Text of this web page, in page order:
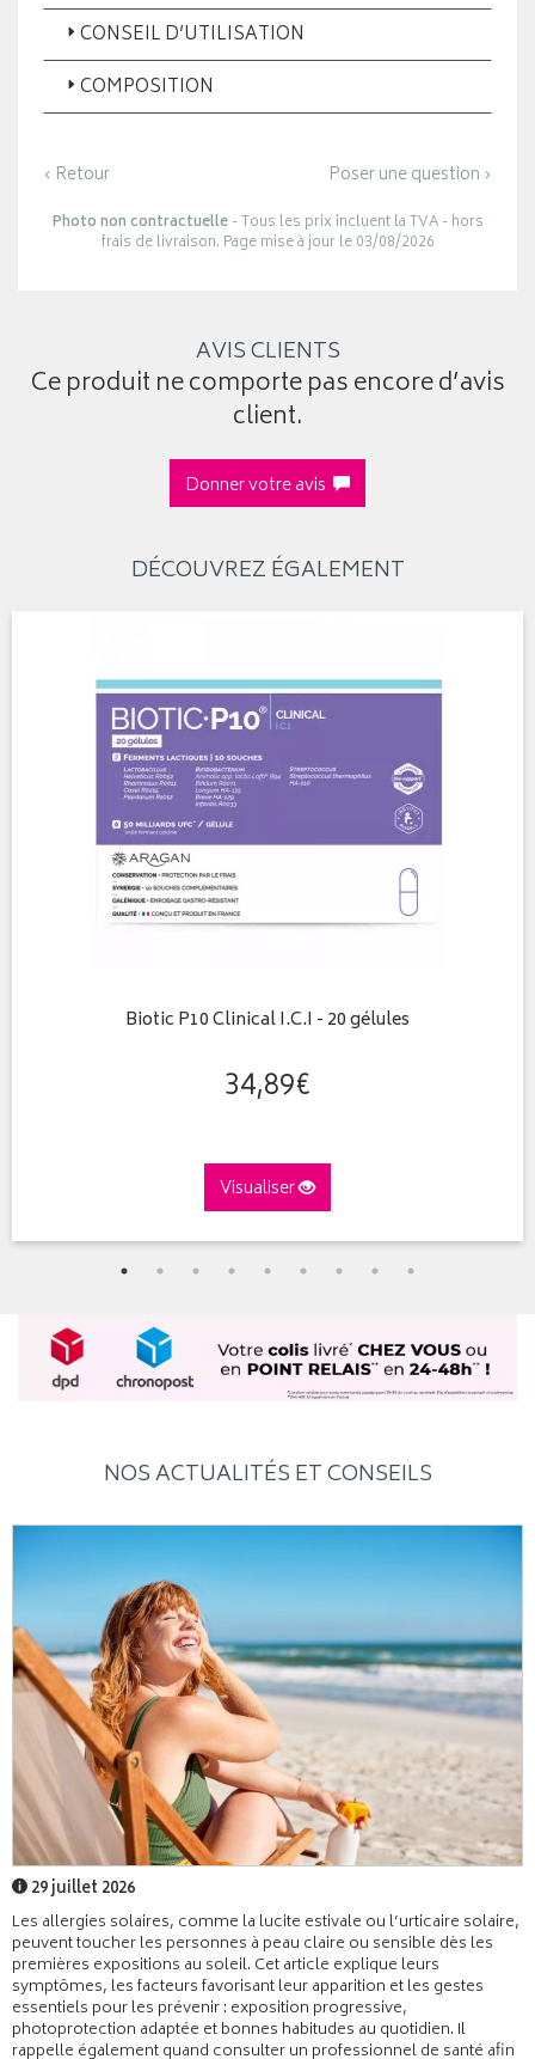
CONSEIL D’UTILISATION
COMPOSITION
‹ Retour Poser une question ›
Photo non contractuelle- Tous les prix incluent la TVA - hors
frais de livraison. Page mise à jour le 03/08/2026
AVIS CLIENTS
Ce produit ne comporte pas encore d’avis
client.
Donner votre avis
DÉCOUVREZ ÉGALEMENT
Biotic P10 Clinical I.C.I - 20 gélules
34,89€
Visualiser
NOS ACTUALITÉS ET CONSEILS
29 juillet 2026
Les allergies solaires, comme la lucite estivale ou l’urticaire solaire,
peuvent toucher les personnes à peau claire ou sensible dès les
premières expositions au soleil. Cet article explique leurs
symptômes, les facteurs favorisant leur apparition et les gestes
essentiels pour les prévenir : exposition progressive,
photoprotection adaptée et bonnes habitudes au quotidien. Il
rappelle également quand consulter un professionnel de santé afin